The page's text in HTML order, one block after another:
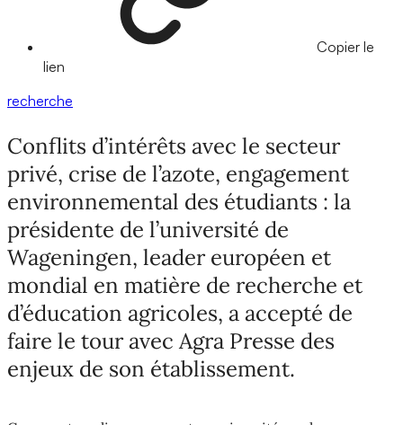
Copier le
lien
recherche
Conflits d’intérêts avec le secteur
privé, crise de l’azote, engagement
environnemental des étudiants : la
présidente de l’université de
Wageningen, leader européen et
mondial en matière de recherche et
d’éducation agricoles, a accepté de
faire le tour avec Agra Presse des
enjeux de son établissement.